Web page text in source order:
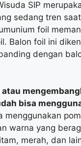
SIP
sedang tren
foil
Balon foil ini
dengan
atau
bisa
menggunakan
warna yang
merah, dan